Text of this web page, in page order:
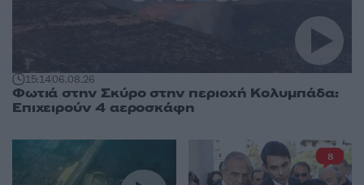
15:1406.08.26
Φωτιά στην Σκύρο στην περιοχή Κολυμπάδα:
Επιχειρούν 4 αεροσκάφη
8